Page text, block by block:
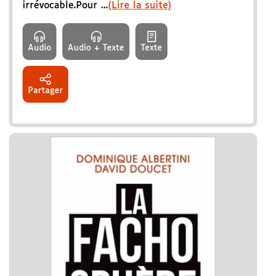
irrévocable.Pour ...(Lire la suite)
Audio Audio + Texte Texte
Partager